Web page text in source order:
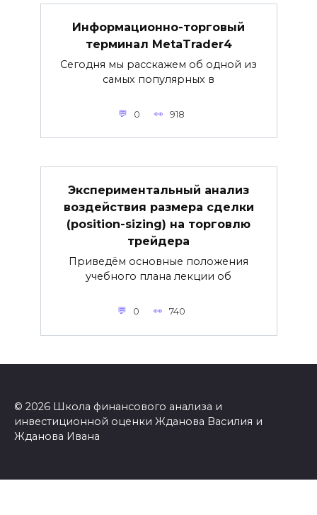
Информационно-торговый
терминал MetaTrader4
Сегодня мы расскажем об одной из
самых популярных в
0 918
Экспериментальный анализ
воздействия размера сделки
(position-sizing) на торговлю
трейдера
Приведём основные положения
учебного плана лекции об
0 740
© 2026 Школа финансового анализа и
инвестиционной оценки Жданова Василия и
Жданова Ивана